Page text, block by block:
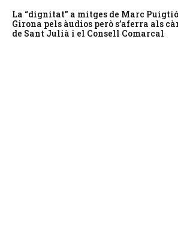
La “dignitat” a mitges de Marc
Girona pels àudios però s’aferra als
de Sant Julià i el Consell Comarcal